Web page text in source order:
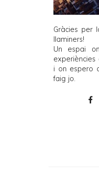
Gràcies per
llaminers!
Un espai
experiències
i on espero
faig jo.